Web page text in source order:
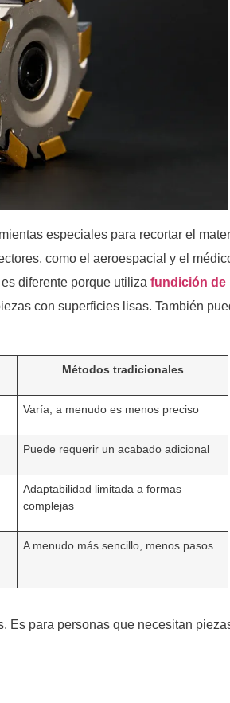
especiales para recortar el
como el aeroespacial y el
diferente porque utiliza fundición de
con superficies lisas. También
Métodos tradicionales
Varía, a menudo es menos preciso
Puede requerir un acabado adicional
Adaptabilidad limitada a formas
complejas
A menudo más sencillo, menos pasos
Es para personas que necesitan